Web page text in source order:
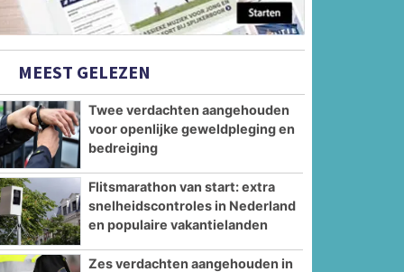
MEEST GELEZEN
Twee verdachten aangehouden
voor openlijke geweldpleging en
bedreiging
Flitsmarathon van start: extra
snelheidscontroles in Nederland
en populaire vakantielanden
Zes verdachten aangehouden in